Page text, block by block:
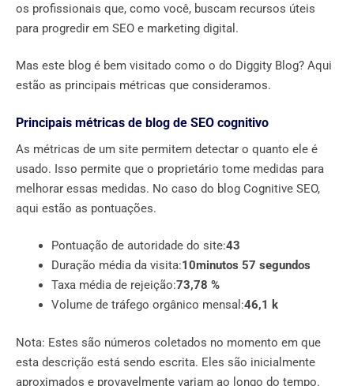
os profissionais que, como você, buscam recursos úteis
para progredir em SEO e marketing digital.
Mas este blog é bem visitado como o do Diggity Blog? Aqui
estão as principais métricas que consideramos.
Principais métricas de blog de SEO cognitivo
As métricas de um site permitem detectar o quanto ele é
usado. Isso permite que o proprietário tome medidas para
melhorar essas medidas. No caso do blog Cognitive SEO,
aqui estão as pontuações.
Pontuação de autoridade do site:43
Duração média da visita:10minutos 57 segundos
Taxa média de rejeição:73,78 %
Volume de tráfego orgânico mensal:46,1 k
Nota: Estes são números coletados no momento em que
esta descrição está sendo escrita. Eles são inicialmente
aproximados e provavelmente variam ao longo do tempo.